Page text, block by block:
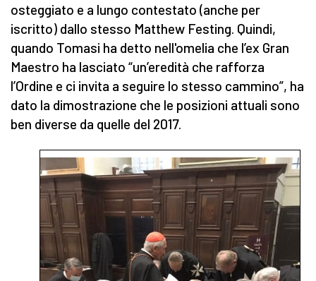
osteggiato e a lungo contestato (anche per
iscritto) dallo stesso Matthew Festing. Quindi,
quando Tomasi ha detto nell'omelia che l’ex Gran
Maestro ha lasciato “un’eredità che rafforza
l’Ordine e ci invita a seguire lo stesso cammino”, ha
dato la dimostrazione che le posizioni attuali sono
ben diverse da quelle del 2017.